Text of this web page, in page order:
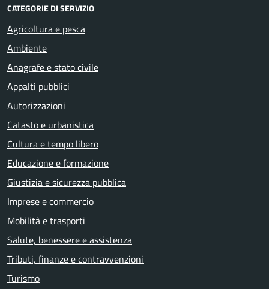
CATEGORIE DI SERVIZIO
Agricoltura e pesca
Ambiente
Anagrafe e stato civile
Appalti pubblici
Autorizzazioni
Catasto e urbanistica
Cultura e tempo libero
Educazione e formazione
Giustizia e sicurezza pubblica
Imprese e commercio
Mobilità e trasporti
Salute, benessere e assistenza
Tributi, finanze e contravvenzioni
Turismo